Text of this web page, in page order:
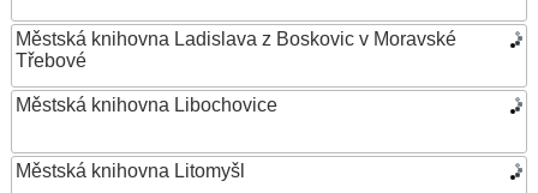
Městská knihovna Ladislava z Boskovic v Moravské
Třebové
Městská knihovna Libochovice
Městská knihovna Litomyšl